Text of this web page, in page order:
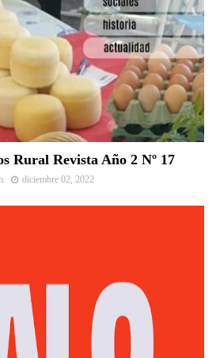
Rural Revista Año 2 Nº 17
diciembre 02, 2022